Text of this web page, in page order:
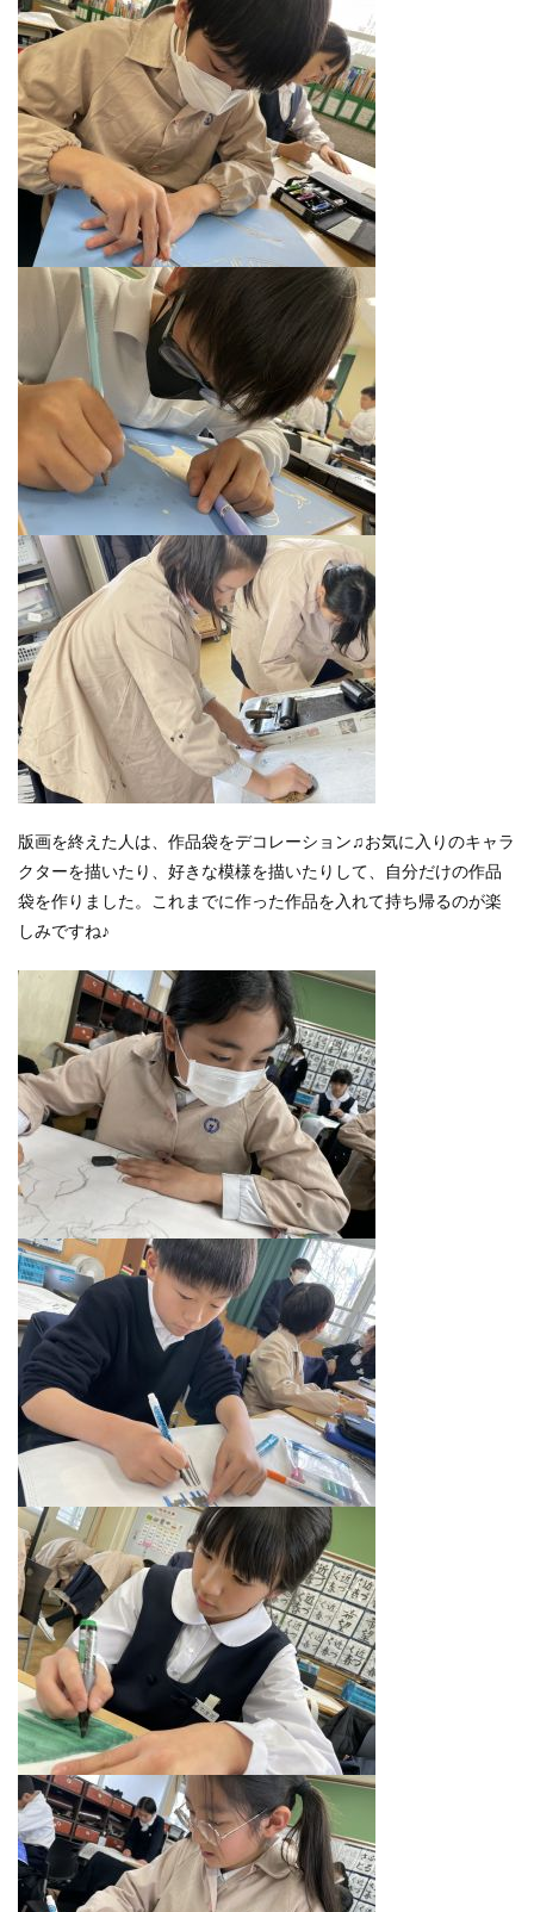
版画を終えた人は、作品袋をデコレーション♫お気に入りのキャラ
クターを描いたり、好きな模様を描いたりして、自分だけの作品
袋を作りました。これまでに作った作品を入れて持ち帰るのが楽
しみですね♪